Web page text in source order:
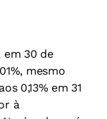
em 30 de
mesmo
0,13% em 31
à